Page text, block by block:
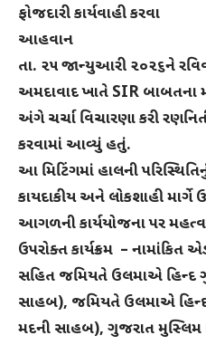
ફોજદારી કાર્યવાહી કરવા
આહવાન
તા. ૨૫ જાન્યુઆરી ૨૦૨૬ને
અમદાવાદ ખાતે SIR બાબતના
અંગે ચર્ચા વિચારણા કરી
કરવામાં આવ્યું હતું.
આ મિટિંગમાં હાલની
કાયદાકીય અને લોકશાહી
આગળની કાર્યયોજના પર
ઉપરોક્ત કાર્યક્રમ – નામાંકિત
સહિત જમિયતે ઉલમાએ હિન્દ
સાહબ), જમિયતે ઉલમાએ
મદની સાહબ), ગુજરાત મુસ્લિમ